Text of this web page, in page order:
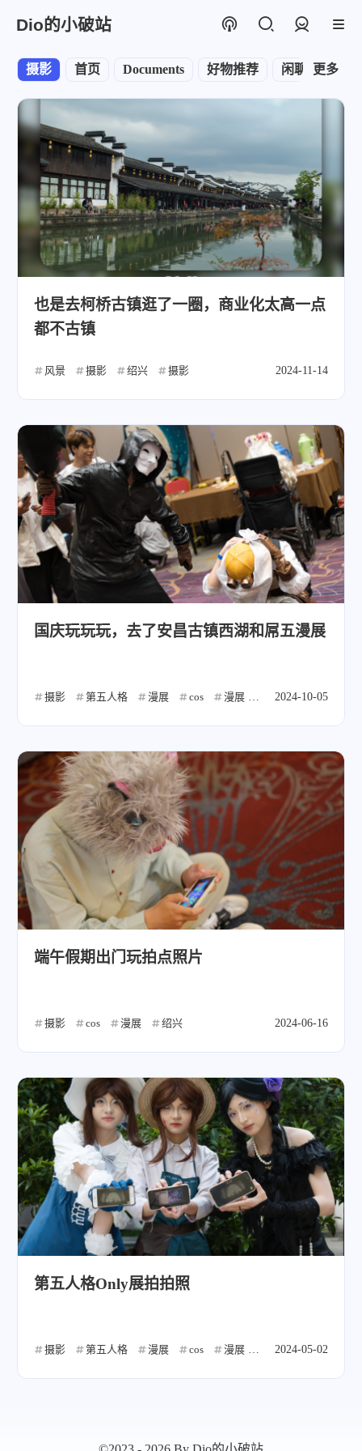
微信 支付宝
Dio的小破站
首页 Documents 好物推荐
摄影 闲聊杂谈
更多
也是去柯桥古镇逛了一圈，商业化太高一点
都不古镇
风景 摄影 绍兴 摄影 2024-11-14
国庆玩玩玩，去了安昌古镇西湖和屌五漫展
摄影 第五人格 漫展 cos 漫展 摄影 cos
2024-10-05
端午假期出门玩拍点照片
摄影 cos 漫展 绍兴 2024-06-16
第五人格Only展拍拍照
摄影 第五人格 漫展 cos 漫展 摄影 cos
2024-05-02